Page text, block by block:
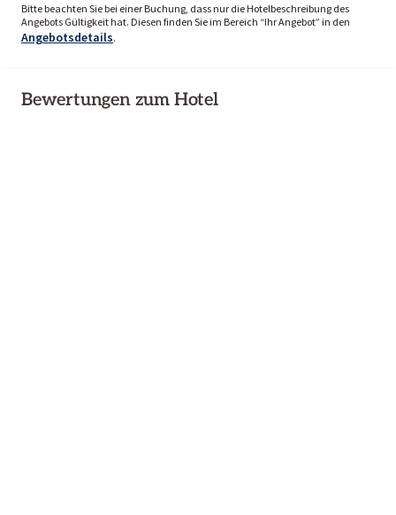
Bitte beachten Sie bei einer Buchung, dass nur die Hotelbeschreibung des
Angebots Gültigkeit hat. Diesen finden Sie im Bereich “Ihr Angebot” in den
Angebotsdetails.
Bewertungen zum Hotel